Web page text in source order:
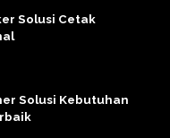
Solusi Cetak
Solusi Kebutuhan